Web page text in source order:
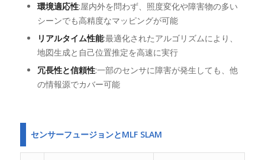
環境適応性:屋内外を問わず、照度変化や障害物の多い
シーンでも高精度なマッピングが可能
リアルタイム性能:最適化されたアルゴリズムにより、
地図生成と自己位置推定を高速に実行
冗長性と信頼性:一部のセンサに障害が発生しても、他
の情報源でカバー可能
センサーフュージョンとMLF SLAM